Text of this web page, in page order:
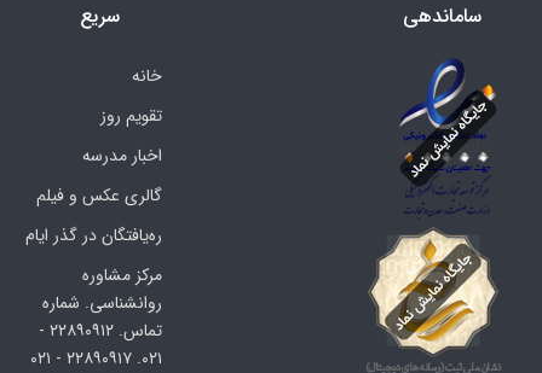
ساماندهی
سریع
خانه
تقویم روز
اخبار مدرسه
گالری عکس و فیلم
ره‌یافتگان در گذر ایام
مرکز مشاوره
روانشناسی. شماره
تماس. ۲۲۸۹۰۹۱۲ -
۰۲۱. ۲۲۸۹۰۹۱۷ - ۰۲۱